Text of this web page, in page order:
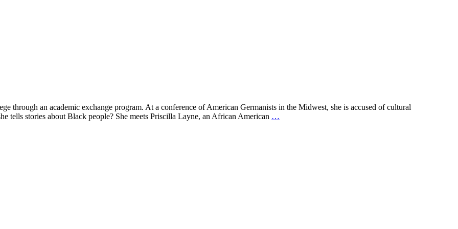
through an academic exchange program. At a conference of American Germanists in the Midwest, she is accused of cultural
tells stories about Black people? She meets Priscilla Layne, an African American …